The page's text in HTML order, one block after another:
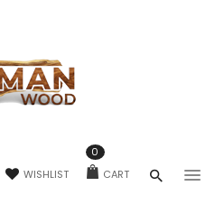
WISHLIST CART
0